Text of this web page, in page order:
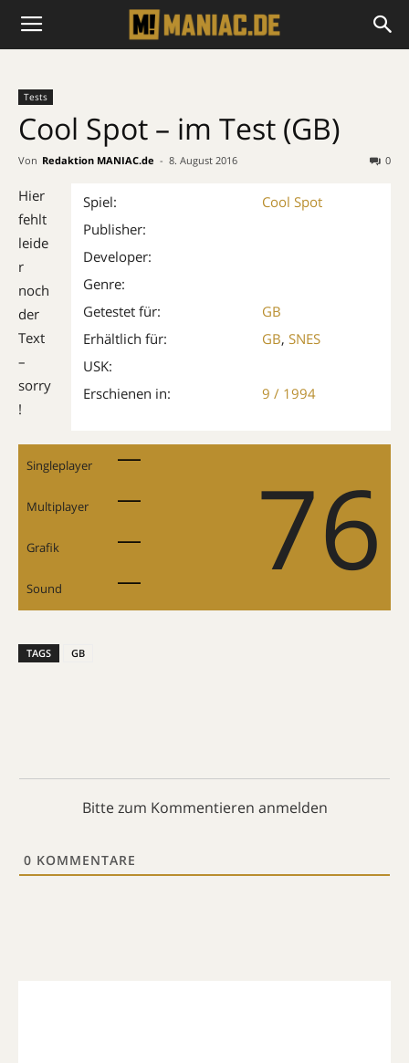
Tests
Cool Spot – im Test (GB)
Von Redaktion MANIAC.de - 8. August 2016 0
Spiel:
Cool Spot
Publisher:
Developer:
Genre:
Getestet für:
GB
Erhältlich für:
GB, SNES
USK:
Erschienen in:
9 / 1994
Hier
fehlt
leide
r
noch
der
Text
–
sorry
!
Singleplayer 76
Multiplayer
Grafik
Sound
TAGS GB
Bitte zum Kommentieren anmelden
0 KOMMENTARE